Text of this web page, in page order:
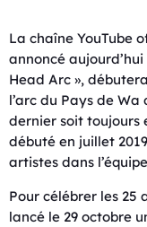
La chaîne YouTube
annoncé
Head Arc »,
l’arc du Pays de
dernier soit toujours
débuté en juillet
artistes dans
Pour célébrer les 25
lancé le 29 octobre